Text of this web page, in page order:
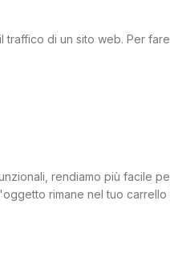
di un sito web. Per
rendiamo più facile
rimane nel tuo